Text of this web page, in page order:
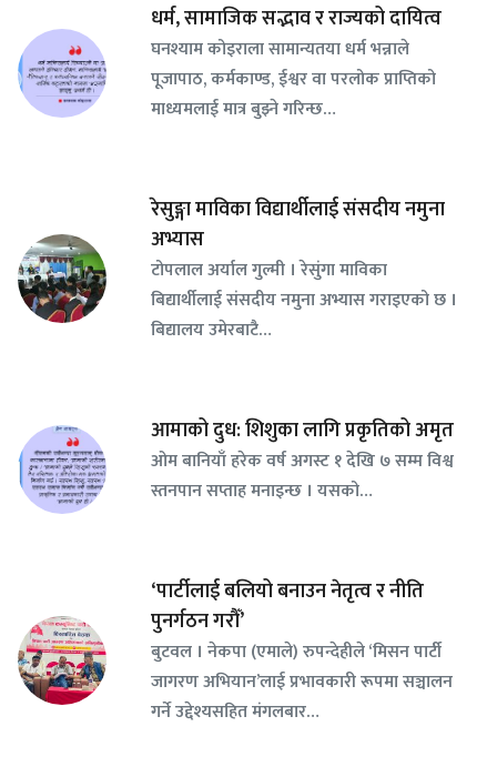
धर्म, सामाजिक सद्भाव र राज्यको दायित्व
घनश्याम कोइराला सामान्यतया धर्म भन्नाले
पूजापाठ, कर्मकाण्ड, ईश्वर वा परलोक प्राप्तिको
माध्यमलाई मात्र बुझ्ने गरिन्छ…
रेसुङ्गा माविका विद्यार्थीलाई संसदीय नमुना
अभ्यास
टोपलाल अर्याल गुल्मी । रेसुंगा माविका
बिद्यार्थीलाई संसदीय नमुना अभ्यास गराइएको छ ।
बिद्यालय उमेरबाटै…
आमाको दुध: शिशुका लागि प्रकृतिको अमृत
ओम बानियाँ हरेक वर्ष अगस्ट १ देखि ७ सम्म विश्व
स्तनपान सप्ताह मनाइन्छ । यसको…
‘पार्टीलाई बलियो बनाउन नेतृत्व र नीति
पुनर्गठन गरौँ’
बुटवल । नेकपा (एमाले) रुपन्देहीले ‘मिसन पार्टी
जागरण अभियान’लाई प्रभावकारी रूपमा सञ्चालन
गर्ने उद्देश्यसहित मंगलबार…